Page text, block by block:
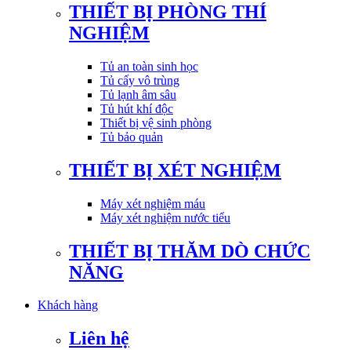
THIẾT BỊ PHÒNG THÍ
NGHIỆM
Tủ an toàn sinh học
Tủ cấy vô trùng
Tủ lạnh âm sâu
Tủ hút khí độc
Thiết bị vệ sinh phòng
Tủ bảo quản
THIẾT BỊ XÉT NGHIỆM
Máy xét nghiệm máu
Máy xét nghiệm nước tiểu
THIẾT BỊ THĂM DÒ CHỨC
NĂNG
Khách hàng
Liên hệ